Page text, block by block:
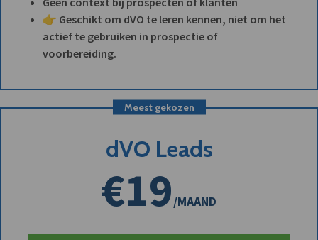
👉 Geschikt om dVO te leren kennen, niet om het
actief te gebruiken in prospectie of
voorbereiding.
Meest gekozen
dVO Leads
€19/MAAND